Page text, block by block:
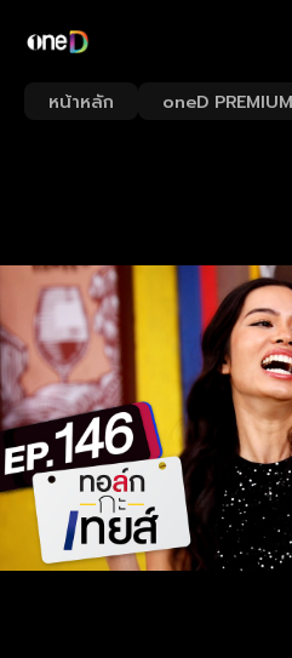
หน้าหลัก oneD PREMIUM